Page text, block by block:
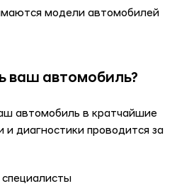
модели автомобилей
ваш автомобиль?
автомобиль в кратчайшие
и диагностики проводится за